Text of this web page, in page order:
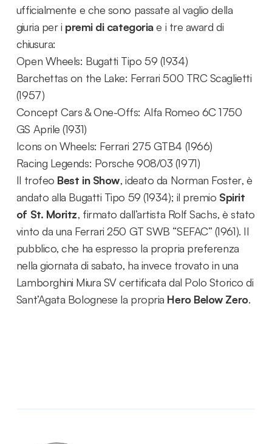
ufficialmente e che sono passate al vaglio della
giuria per i premi di categoriae i tre award di
chiusura:
Open Wheels: Bugatti Tipo 59 (1934)
Barchettas on the Lake: Ferrari 500 TRC Scaglietti
(1957)
Concept Cars & One-Offs: Alfa Romeo 6C 1750
GS Aprile (1931)
Icons on Wheels: Ferrari 275 GTB4 (1966)
Racing Legends: Porsche 908/03 (1971)
Il trofeo Best in Show, ideato da Norman Foster, è
andato alla Bugatti Tipo 59 (1934); il premio Spirit
of St. Moritz, firmato dall’artista Rolf Sachs, è stato
vinto da una Ferrari 250 GT SWB “SEFAC” (1961). Il
pubblico, che ha espresso la propria preferenza
nella giornata di sabato, ha invece trovato in una
Lamborghini Miura SV certificata dal Polo Storico di
Sant’Agata Bolognese la propria Hero Below Zero.